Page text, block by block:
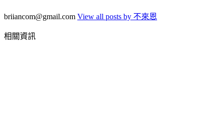
briiancom@gmail.com View all posts by 不來恩
相關資訊